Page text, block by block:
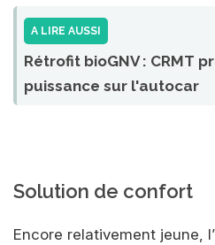
A LIRE AUSSI
Rétrofit bioGNV : CRMT
puissance sur l'autocar
Solution de confort
Encore relativement jeune,